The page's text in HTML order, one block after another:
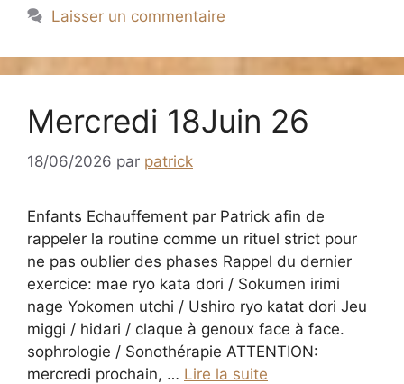
Laisser un commentaire
Mercredi 18Juin 26
18/06/2026 par patrick
Enfants Echauffement par Patrick afin de
rappeler la routine comme un rituel strict pour
ne pas oublier des phases Rappel du dernier
exercice: mae ryo kata dori / Sokumen irimi
nage Yokomen utchi / Ushiro ryo katat dori Jeu
miggi / hidari / claque à genoux face à face.
sophrologie / Sonothérapie ATTENTION:
mercredi prochain, … Lire la suite